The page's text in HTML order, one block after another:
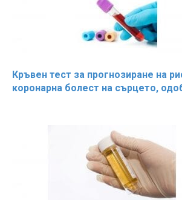
Кръвен тест за прогнозиране на
коронарна болест на сърцето,